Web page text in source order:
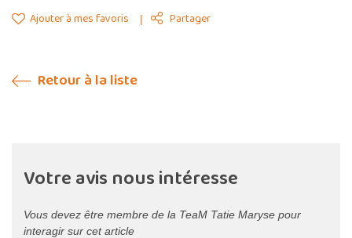
Ajouter à mes favoris Partager
Retour à la liste
Votre avis nous intéresse
Vous devez être membre de la TeaM Tatie Maryse pour
interagir sur cet article